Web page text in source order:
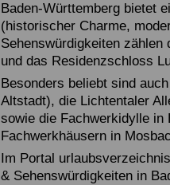
Baden-Württemberg bietet
(historischer Charme,
Sehenswürdigkeiten
und das Residenzschloss
Besonders beliebt sind
Altstadt), die Lichtentaler
sowie die Fachwerkidylle in
Fachwerkhäusern in
Im Portal
& Sehenswürdigkeiten in